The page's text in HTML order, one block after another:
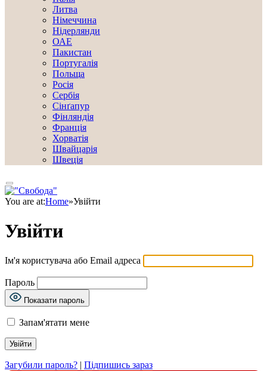
Литва
Німеччина
Нідерлянди
ОАЕ
Пакистан
Португалія
Польща
Росія
Сербія
Сінґапур
Фінляндія
Франція
Хорватія
Швайцарія
Швеція
You are at:Home»Увійти
Увійти
Ім'я користувача або Email адреса
Пароль
Показати пароль
Запам'ятати мене
Загубили пароль? | Підпишись зараз